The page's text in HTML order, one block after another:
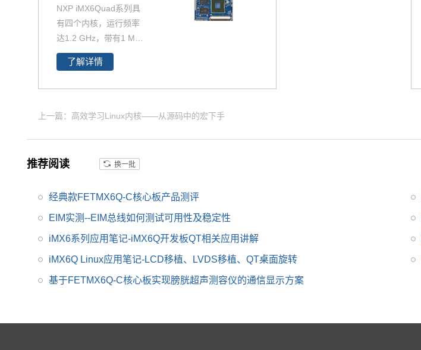
处理器设计，核心板小
尺寸核心板搭配独特的
薄款连接器，让设计随
心所欲！
NXP iMX6Quad系列具
有四个内核，运行频率
达1.2 GHz，带有1 MB
L2缓存和64位DDR3或
2通道、32位LPDDR2
X6Q核心板,兼容一同底
抗干扰,更快速升级产品
等优势。保定飞凌嵌入
式专注imx6,imx6开发
M嵌入式核心控制系统
研发、设计和生产,是im
尔imx6提供者,imx6系
列产品现已畅销全国,欢
迎咨询!
了解详情
上一篇：高效学习Linux内核——从源码中的宏下手
推荐阅读 换一批
经典款FETMX6Q-C核心板产品测评
EIM实测--EIM总线如何测试可用性及稳定性
iMX6系列应用笔记-iMX6Q开发板QT相关应用讲解
iMX6Q Linux应用笔记-LCD移植、LVDS移植、QT桌面旋转
基于FETMX6Q-C核心板实现膀胱超声测容仪的通信显示方案